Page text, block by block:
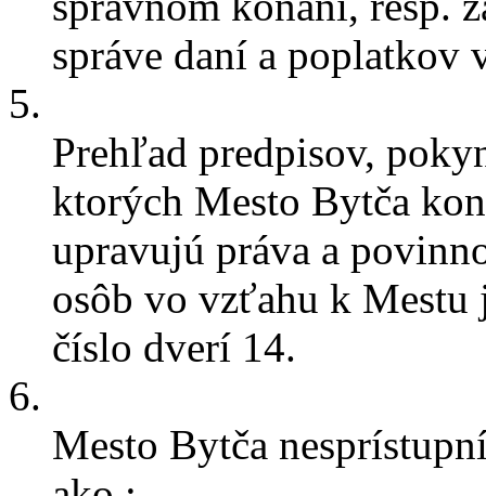
správe daní a poplatkov
5.
Prehľad predpisov,
ktorých Mesto Bytča
upravujú práva a
osôb vo vzťahu k
číslo dverí 14.
6.
Mesto Bytča